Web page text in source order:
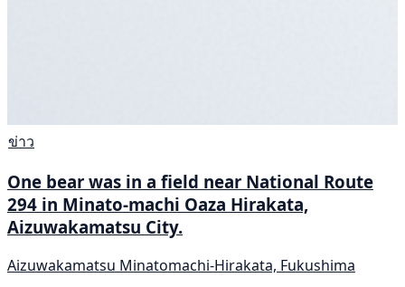
ข่าว
One bear was in a field near National Route
294 in Minato-machi Oaza Hirakata,
Aizuwakamatsu City.
Aizuwakamatsu Minatomachi-Hirakata, Fukushima